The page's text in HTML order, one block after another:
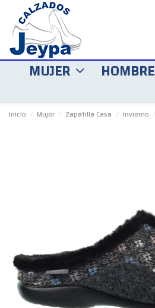
MUJER HOMBRE
Inicio Mujer Zapatilla Casa Invierno